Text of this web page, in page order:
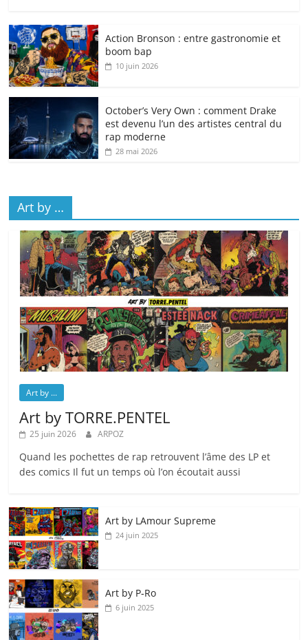
Action Bronson : entre gastronomie et
boom bap
10 juin 2026
October’s Very Own : comment Drake
est devenu l’un des artistes central du
rap moderne
28 mai 2026
Art by …
Art by ...
Art by TORRE.PENTEL
25 juin 2026 ARPOZ
Quand les pochettes de rap retrouvent l’âme des LP et
des comics Il fut un temps où l’on écoutait aussi
Art by LAmour Supreme
24 juin 2025
Art by P‑Ro
6 juin 2025